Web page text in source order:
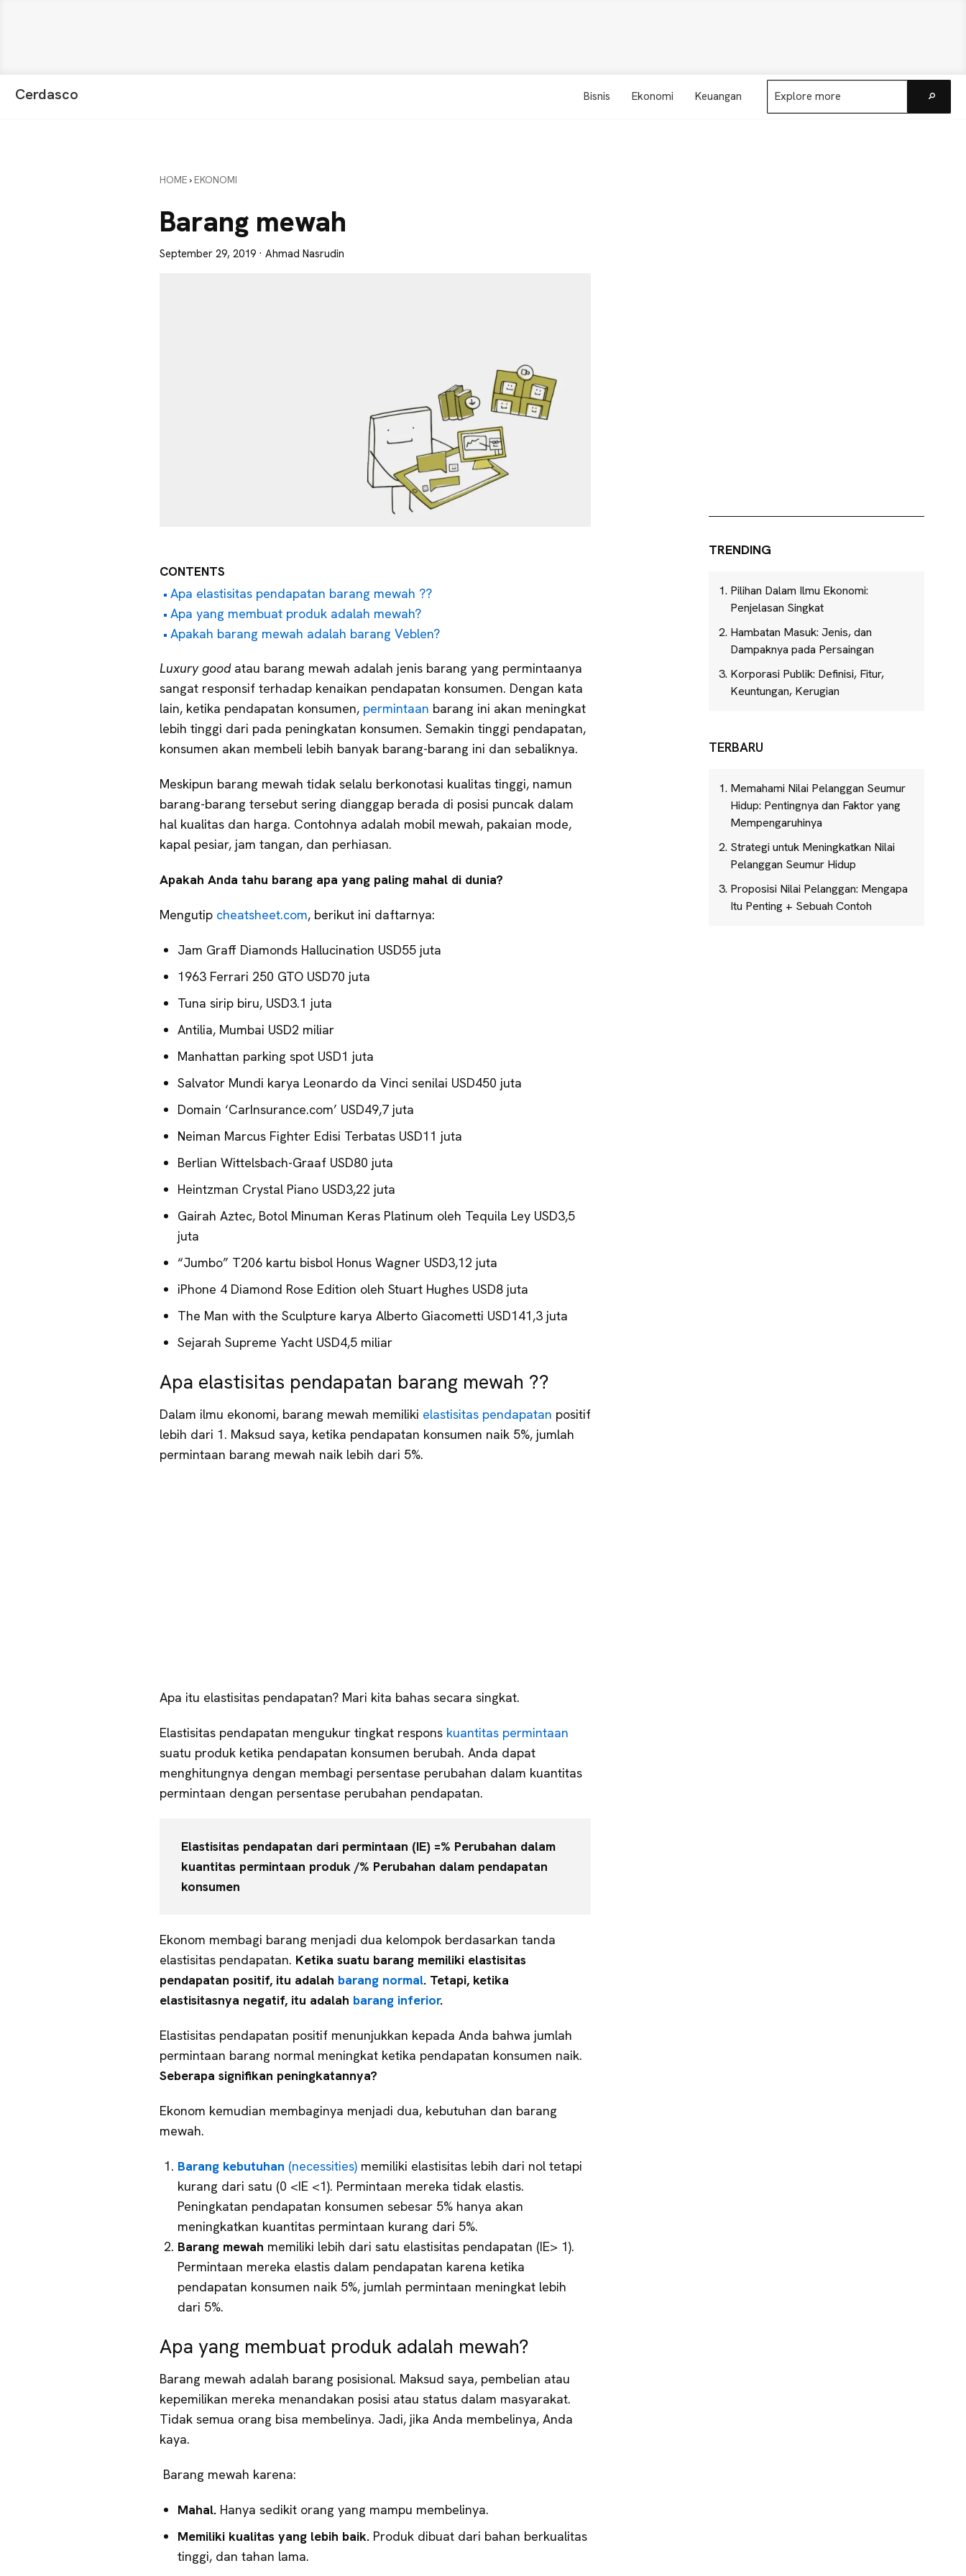
Cerdasco Bisnis Ekonomi Keuangan
Explore
more
HOME › EKONOMI
Barang mewah
September 29, 2019 · Ahmad Nasrudin
CONTENTS
Apa elastisitas pendapatan barang mewah ??
Apa yang membuat produk adalah mewah?
Apakah barang mewah adalah barang Veblen?
Luxury goodatau barang mewah adalah jenis barang yang permintaanya
sangat responsif terhadap kenaikan pendapatan konsumen. Dengan kata
lain, ketika pendapatan konsumen, permintaan barang ini akan meningkat
lebih tinggi dari pada peningkatan konsumen. Semakin tinggi pendapatan,
konsumen akan membeli lebih banyak barang-barang ini dan sebaliknya.
Meskipun barang mewah tidak selalu berkonotasi kualitas tinggi, namun
barang-barang tersebut sering dianggap berada di posisi puncak dalam
hal kualitas dan harga. Contohnya adalah mobil mewah, pakaian mode,
kapal pesiar, jam tangan, dan perhiasan.
Apakah Anda tahu barang apa yang paling mahal di dunia?
Mengutip cheatsheet.com, berikut ini daftarnya:
Jam Graff Diamonds Hallucination USD55 juta
1963 Ferrari 250 GTO USD70 juta
Tuna sirip biru, USD3.1 juta
Antilia, Mumbai USD2 miliar
Manhattan parking spot USD1 juta
Salvator Mundi karya Leonardo da Vinci senilai USD450 juta
Domain ‘CarInsurance.com’ USD49,7 juta
Neiman Marcus Fighter Edisi Terbatas USD11 juta
Berlian Wittelsbach-Graaf USD80 juta
Heintzman Crystal Piano USD3,22 juta
Gairah Aztec, Botol Minuman Keras Platinum oleh Tequila Ley USD3,5
juta
“Jumbo” T206 kartu bisbol Honus Wagner USD3,12 juta
iPhone 4 Diamond Rose Edition oleh Stuart Hughes USD8 juta
The Man with the Sculpture karya Alberto Giacometti USD141,3 juta
Sejarah Supreme Yacht USD4,5 miliar
Apa elastisitas pendapatan barang mewah ??
Dalam ilmu ekonomi, barang mewah memiliki elastisitas pendapatan positif
lebih dari 1. Maksud saya, ketika pendapatan konsumen naik 5%, jumlah
permintaan barang mewah naik lebih dari 5%.
Apa itu elastisitas pendapatan? Mari kita bahas secara singkat.
Elastisitas pendapatan mengukur tingkat respons kuantitas permintaan
suatu produk ketika pendapatan konsumen berubah. Anda dapat
menghitungnya dengan membagi persentase perubahan dalam kuantitas
permintaan dengan persentase perubahan pendapatan.
Elastisitas pendapatan dari permintaan (IE) =% Perubahan dalam
kuantitas permintaan produk /% Perubahan dalam pendapatan
konsumen
Ekonom membagi barang menjadi dua kelompok berdasarkan tanda
elastisitas pendapatan. Ketika suatu barang memiliki elastisitas
pendapatan positif, itu adalah barang normal. Tetapi, ketika
elastisitasnya negatif, itu adalah barang inferior.
Elastisitas pendapatan positif menunjukkan kepada Anda bahwa jumlah
permintaan barang normal meningkat ketika pendapatan konsumen naik.
Seberapa signifikan peningkatannya?
Ekonom kemudian membaginya menjadi dua, kebutuhan dan barang
mewah.
Barang kebutuhan (necessities) memiliki elastisitas lebih dari nol tetapi
kurang dari satu (0 <IE <1). Permintaan mereka tidak elastis.
Peningkatan pendapatan konsumen sebesar 5% hanya akan
meningkatkan kuantitas permintaan kurang dari 5%.
Barang mewah memiliki lebih dari satu elastisitas pendapatan (IE> 1).
Permintaan mereka elastis dalam pendapatan karena ketika
pendapatan konsumen naik 5%, jumlah permintaan meningkat lebih
dari 5%.
Apa yang membuat produk adalah mewah?
Barang mewah adalah barang posisional. Maksud saya, pembelian atau
kepemilikan mereka menandakan posisi atau status dalam masyarakat.
Tidak semua orang bisa membelinya. Jadi, jika Anda membelinya, Anda
kaya.
Barang mewah karena:
Mahal. Hanya sedikit orang yang mampu membelinya.
Memiliki kualitas yang lebih baik. Produk dibuat dari bahan berkualitas
tinggi, dan tahan lama.
TRENDING
Pilihan Dalam Ilmu Ekonomi:
Penjelasan Singkat
Hambatan Masuk: Jenis, dan
Dampaknya pada Persaingan
Korporasi Publik: Definisi, Fitur,
Keuntungan, Kerugian
TERBARU
Memahami Nilai Pelanggan Seumur
Hidup: Pentingnya dan Faktor yang
Mempengaruhinya
Strategi untuk Meningkatkan Nilai
Pelanggan Seumur Hidup
Proposisi Nilai Pelanggan: Mengapa
Itu Penting + Sebuah Contoh